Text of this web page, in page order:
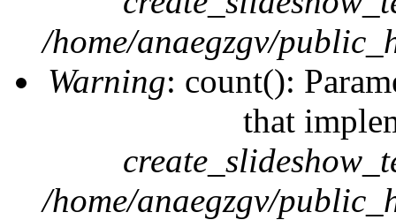
/home/anaegzgv/
Warning: count():
that
/home/anaegzgv/